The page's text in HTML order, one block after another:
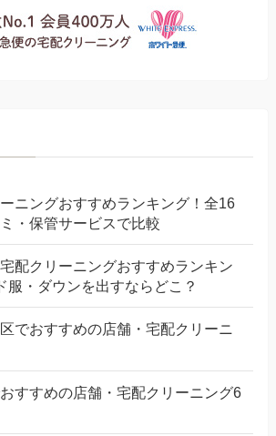
ニングおすすめランキング！全16
・保管サービスで比較
宅配クリーニングおすすめランキン
服・ダウンを出すならどこ？
でおすすめの店舗・宅配クリーニ
すすめの店舗・宅配クリーニング6